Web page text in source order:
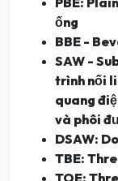
ống
BBE -
SAW -
trình nối
quang
và phôi
DSAW:
TBE:
TOE: